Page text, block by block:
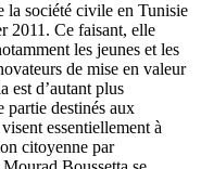
la société civile en Tunisie
2011. Ce faisant, elle
les jeunes et les
de mise en valeur
est d’autant plus
partie destinés aux
essentiellement à
citoyenne par